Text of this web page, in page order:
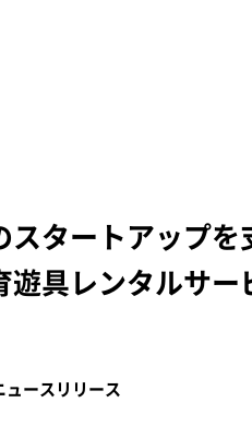
スタートアップ
遊具レンタルサ
ュースリリース